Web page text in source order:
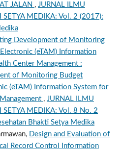
JALAN , JURNAL ILMU
SETYA MEDIKA: Vol. 2 (2017):
Development of Monitoring
(eTAM) Information
Center Management :
of Monitoring Budget
(eTAM) Information System for
, JURNAL ILMU
SETYA MEDIKA: Vol. 8 No. 2
Bhakti Setya Medika
Design and Evaluation of
Record Control Information